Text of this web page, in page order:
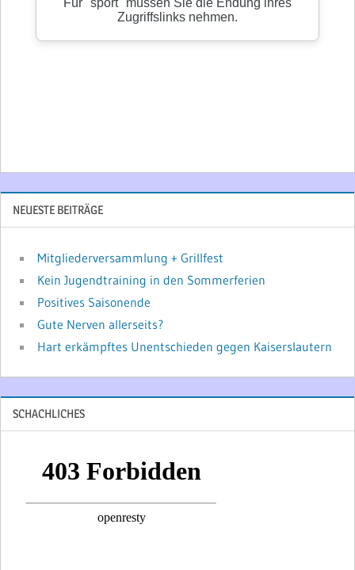
NEUESTE BEITRÄGE
Mitgliederversammlung + Grillfest
Kein Jugendtraining in den Sommerferien
Positives Saisonende
Gute Nerven allerseits?
Hart erkämpftes Unentschieden gegen Kaiserslautern
SCHACHLICHES